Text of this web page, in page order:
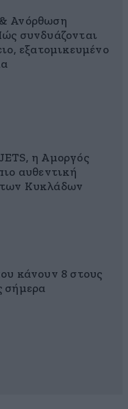
Ανόρθωση
συνδυάζονται
εξατομικευμένο
η Αμοργός
αυθεντική
Κυκλάδων
κάνουν 8 στους
σήμερα